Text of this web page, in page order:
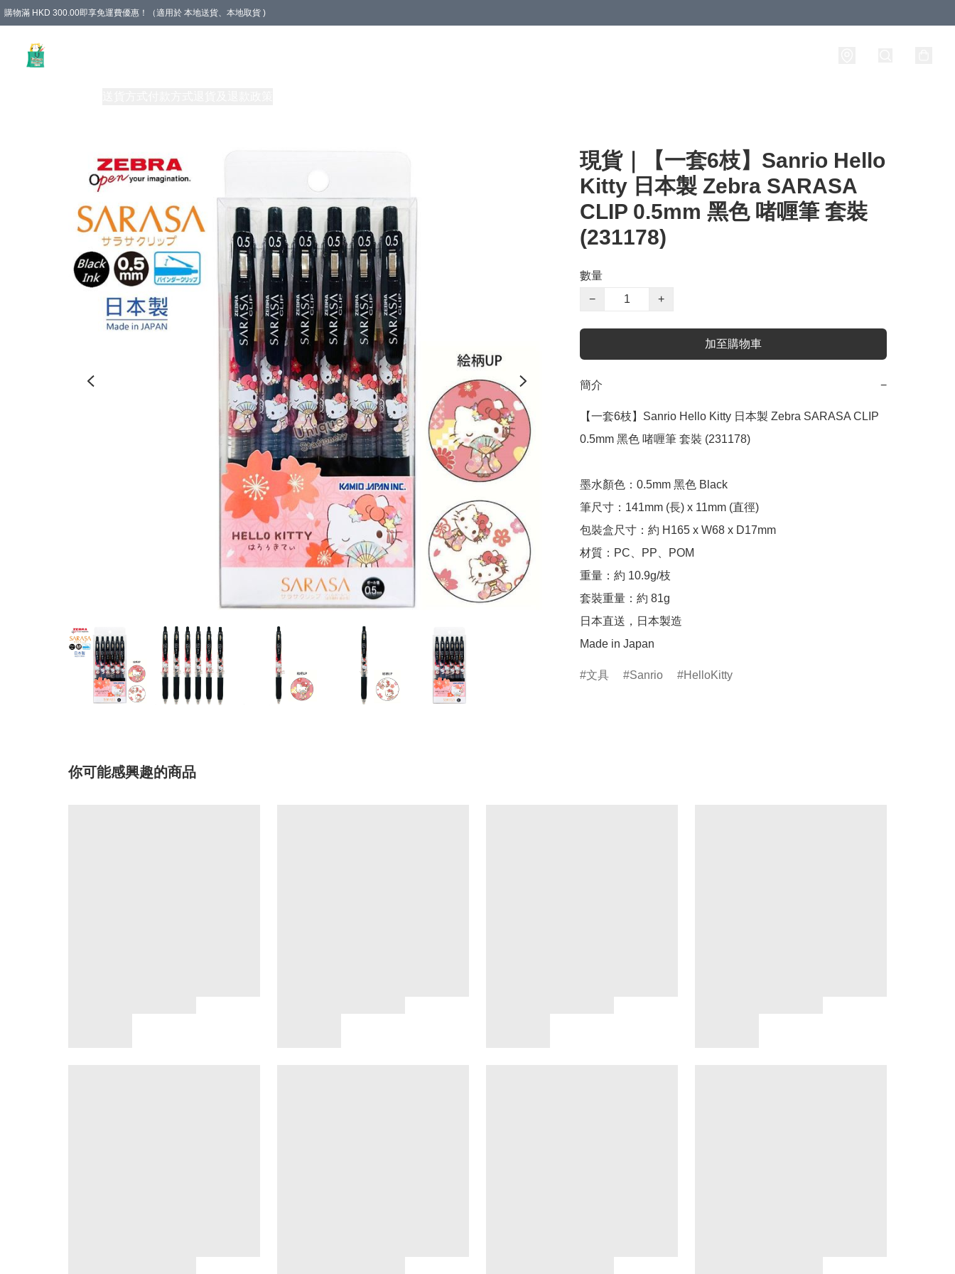
購物滿 HKD 300.00即享免運費優惠！（適用於 本地送貨、本地取貨 )
現貨｜【一套6枝】Sanrio Hello
Kitty 日本製 Zebra SARASA
CLIP 0.5mm 黑色 啫喱筆 套裝
(231178)
數量
−
+
加至購物車
簡介 −
【一套6枝】Sanrio Hello Kitty 日本製 Zebra SARASA CLIP
0.5mm 黑色 啫喱筆 套裝 (231178)
墨水顏色：0.5mm 黑色 Black
筆尺寸：141mm (長) x 11mm (直徑)
包裝盒尺寸：約 H165 x W68 x D17mm
材質：PC、PP、POM
重量：約 10.9g/枝
套裝重量：約 81g
日本直送，日本製造
Made in Japan
文具 Sanrio HelloKitty
你可能感興趣的商品